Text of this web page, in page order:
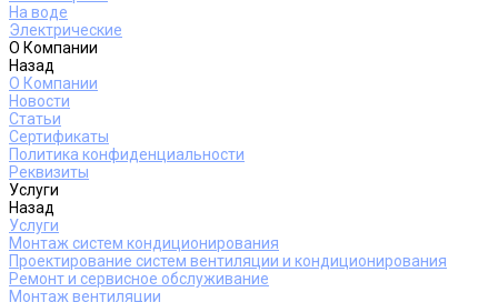
На воде
Электрические
О Компании
Назад
О Компании
Новости
Статьи
Сертификаты
Политика конфиденциальности
Реквизиты
Услуги
Назад
Услуги
Монтаж систем кондиционирования
Проектирование систем вентиляции и кондиционирования
Ремонт и сервисное обслуживание
Монтаж вентиляции